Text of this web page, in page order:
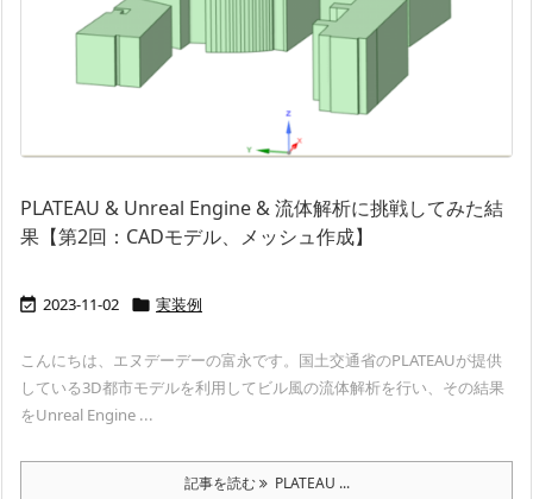
PLATEAU & Unreal Engine & 流体解析に挑戦してみた結
果【第2回：CADモデル、メッシュ作成】
 2023-11-02  実装例
こんにちは、エヌデーデーの富永です。国土交通省のPLATEAUが提供
している3D都市モデルを利用してビル風の流体解析を行い、その結果
をUnreal Engine ...
記事を読む PLATEAU ...